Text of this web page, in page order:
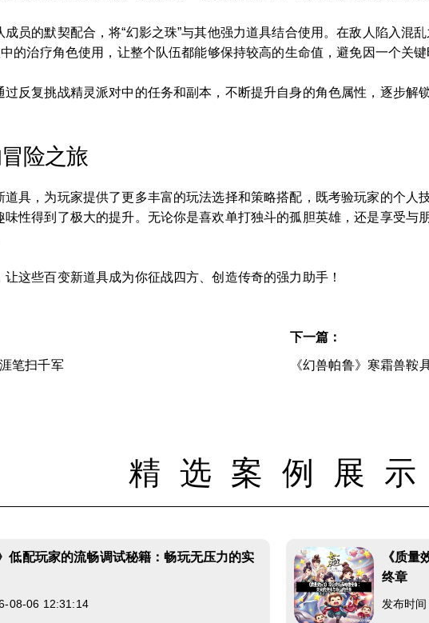
员的默契配合，将“幻影之珠”与其他强力道具结合使用。在敌人陷入混
的治疗角色使用，让整个队伍都能够保持较高的生命值，避免因一个关
反复挑战精灵派对中的任务和副本，不断提升自身的角色属性，逐步解
险之旅
道具，为玩家提供了更多丰富的玩法选择和策略搭配，既考验玩家的个
性得到了极大的提升。无论你是喜欢单打独斗的孤胆英雄，还是享受与
这些百变新道具成为你征战四方、创造传奇的强力助手！
笔扫千军
下一篇：
《幻兽帕鲁》寒霜兽鞍
精选案例展示
低配玩家的流畅调试秘籍：畅玩无压力的实
08-06 12:31:14
《质
终章
发布时